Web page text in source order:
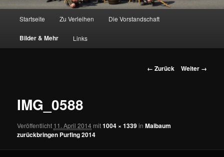
Zum
Inhalt
Startseite Zu Verleihen Die Vorstandschaft
Bilder & Mehr Links
Bilder-
← Zurück Weiter →
IMG_0588
Veröffentlicht 11. April 2014 mit1004 × 1339inMaibaum
zurückbringen Purfing 2014